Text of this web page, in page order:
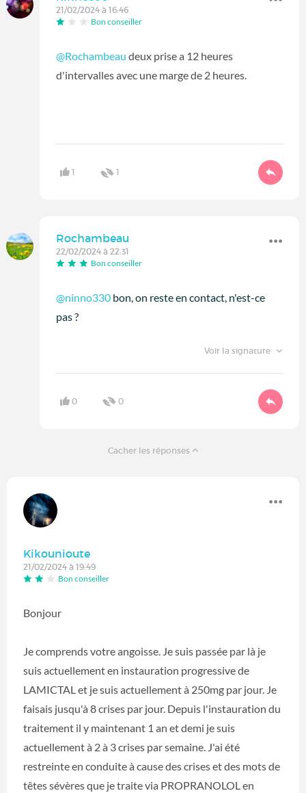
21/02/2024 à 16:46
Bon conseiller
@Rochambeau deux prise a 12 heures
d'intervalles avec une marge de 2 heures.
1 1
Rochambeau
22/02/2024 à 22:31
Bon conseiller
@ninno330 bon, on reste en contact, n'est-ce
pas ?
Voir la signature
0 0
Cacher les réponses
Kikounioute
21/02/2024 à 19:49
Bon conseiller
Bonjour
Je comprends votre angoisse. Je suis passée par là je
suis actuellement en instauration progressive de
LAMICTAL et je suis actuellement à 250mg par jour. Je
faisais jusqu'à 8 crises par jour. Depuis l'instauration du
traitement il y maintenant 1 an et demi je suis
actuellement à 2 à 3 crises par semaine. J'ai été
restreinte en conduite à cause des crises et des mots de
têtes sévères que je traite via PROPRANOLOL en